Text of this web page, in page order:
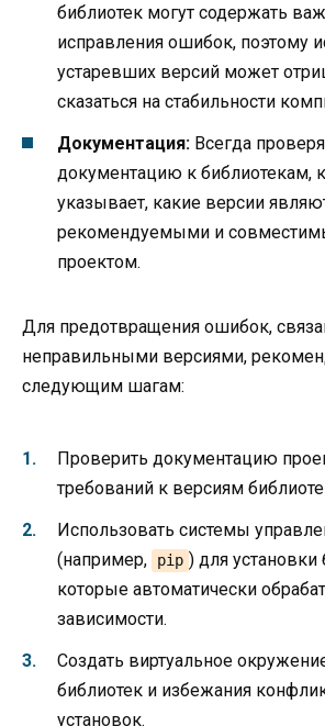
библиотек могут содержать
исправления ошибок, поэтому
устаревших версий может
сказаться на стабильности
Документация: Всегда
документацию к библиотекам,
указывает, какие версии
рекомендуемыми и
проектом.
Для предотвращения ошибок,
неправильными версиями,
следующим шагам:
Проверить документацию
требований к версиям
Использовать системы
(например,
pip ) для установки
которые автоматически
зависимости.
Создать виртуальное
библиотек и избежания
установок.